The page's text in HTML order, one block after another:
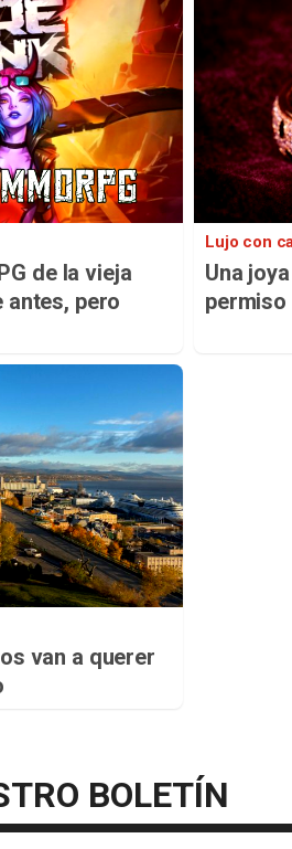
de la vieja
antes, pero
Lujo con
Una
permiso
van a querer
BOLETÍN